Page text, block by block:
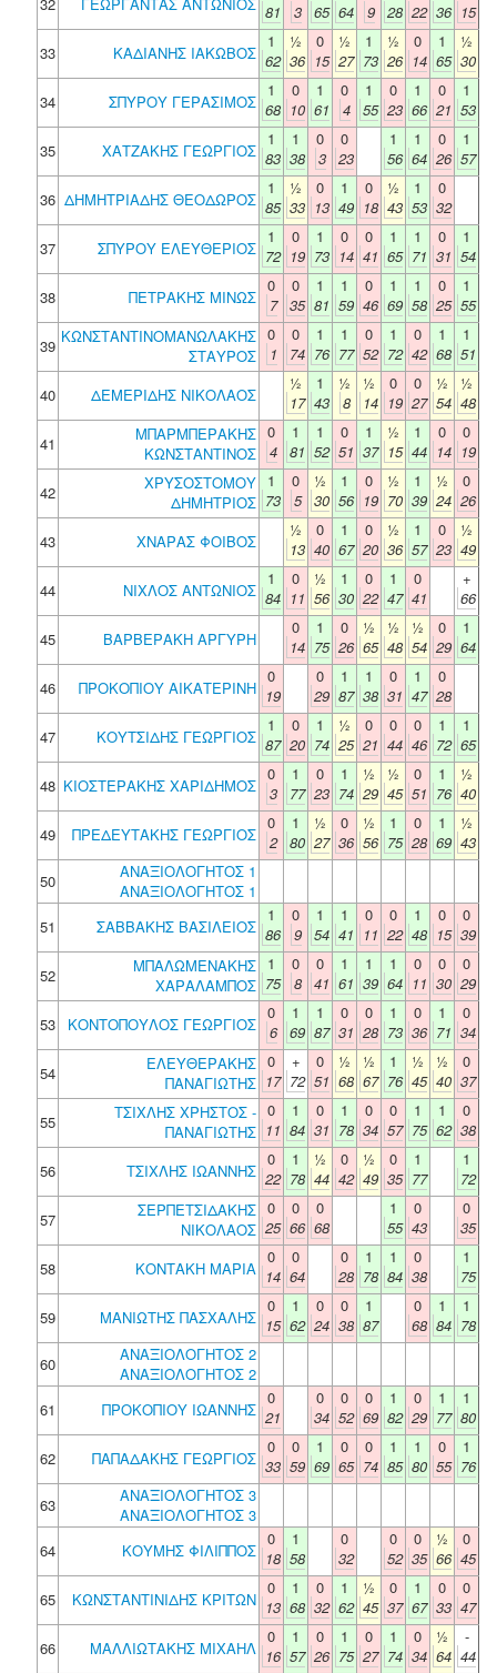
81
3
65 64
9
28 22 36 15
33
ΚΑΔΙΑΝΗΣ ΙΑΚΩΒΟΣ
1
62
½
36
0
15
½
27
1
73
½
26
0
14
1
65
½
30
34
ΣΠΥΡΟΥ ΓΕΡΑΣΙΜΟΣ
1
68
0
10
1
61
0
4
1
55
0
23
1
66
0
21
1
53
35
ΧΑΤΖΑΚΗΣ ΓΕΩΡΓΙΟΣ
1
83
1
38
0
3
0
23
1
56
1
64
0
26
1
57
36 ΔΗΜΗΤΡΙΑΔΗΣ ΘΕΟΔΩΡΟΣ
1
85
½
33
0
13
1
49
0
18
½
43
1
53
0
32
37
ΣΠΥΡΟΥ ΕΛΕΥΘΕΡΙΟΣ
1
72
0
19
1
73
0
14
0
41
1
65
1
71
0
31
1
54
38
ΠΕΤΡΑΚΗΣ ΜΙΝΩΣ
0
7
0
35
1
81
1
59
0
46
1
69
1
58
0
25
1
55
39 ΚΩΝΣΤΑΝΤΙΝΟΜΑΝΩΛΑΚΗΣ
ΣΤΑΥΡΟΣ
0
1
0
74
1
76
1
77
0
52
1
72
0
42
1
68
1
51
40
ΔΕΜΕΡΙΔΗΣ ΝΙΚΟΛΑΟΣ
½
17
1
43
½
8
½
14
0
19
0
27
½
54
½
48
41
ΜΠΑΡΜΠΕΡΑΚΗΣ
ΚΩΝΣΤΑΝΤΙΝΟΣ
0
4
1
81
1
52
0
51
1
37
½
15
1
44
0
14
0
19
42
ΧΡΥΣΟΣΤΟΜΟΥ
ΔΗΜΗΤΡΙΟΣ
1
73
0
5
½
30
1
56
0
19
½
70
1
39
½
24
0
26
43
ΧΝΑΡΑΣ ΦΟΙΒΟΣ
½
13
0
40
1
67
0
20
½
36
1
57
0
23
½
49
44
ΝΙΧΛΟΣ ΑΝΤΩΝΙΟΣ
1
84
0
11
½
56
1
30
0
22
1
47
0
41
+
66
45
ΒΑΡΒΕΡΑΚΗ ΑΡΓΥΡΗ
0
14
1
75
0
26
½
65
½
48
½
54
0
29
1
64
46
ΠΡΟΚΟΠΙΟΥ ΑΙΚΑΤΕΡΙΝΗ
0
19
0
29
1
87
1
38
0
31
1
47
0
28
47
ΚΟΥΤΣΙΔΗΣ ΓΕΩΡΓΙΟΣ
1
87
0
20
1
74
½
25
0
21
0
44
0
46
1
72
1
65
48 ΚΙΟΣΤΕΡΑΚΗΣ ΧΑΡΙΔΗΜΟΣ
0
3
1
77
0
23
1
74
½
29
½
45
0
51
1
76
½
40
49
ΠΡΕΔΕΥΤΑΚΗΣ ΓΕΩΡΓΙΟΣ
0
2
1
80
½
27
0
36
½
56
1
75
0
28
1
69
½
43
50
ΑΝΑΞΙΟΛΟΓΗΤΟΣ 1
ΑΝΑΞΙΟΛΟΓΗΤΟΣ 1
51
ΣΑΒΒΑΚΗΣ ΒΑΣΙΛΕΙΟΣ
1
86
0
9
1
54
1
41
0
11
0
22
1
48
0
15
0
39
52
ΜΠΑΛΩΜΕΝΑΚΗΣ
ΧΑΡΑΛΑΜΠΟΣ
1
75
0
8
0
41
1
61
1
39
1
64
0
11
0
30
0
29
53
ΚΟΝΤΟΠΟΥΛΟΣ ΓΕΩΡΓΙΟΣ
0
6
1
69
1
87
0
31
0
28
1
73
0
36
1
71
0
34
54
ΕΛΕΥΘΕΡΑΚΗΣ
ΠΑΝΑΓΙΩΤΗΣ
0
17
+
72
0
51
½
68
½
67
1
76
½
45
½
40
0
37
55
ΤΣΙΧΛΗΣ ΧΡΗΣΤΟΣ -
ΠΑΝΑΓΙΩΤΗΣ
0
11
1
84
0
31
1
78
0
34
0
57
1
75
1
62
0
38
56
ΤΣΙΧΛΗΣ ΙΩΑΝΝΗΣ
0
22
1
78
½
44
0
42
½
49
0
35
1
77
1
72
57
ΣΕΡΠΕΤΣΙΔΑΚΗΣ
ΝΙΚΟΛΑΟΣ
0
25
0
66
0
68
1
55
0
43
0
35
58
ΚΟΝΤΑΚΗ ΜΑΡΙΑ
0
14
0
64
0
28
1
78
1
84
0
38
1
75
59
ΜΑΝΙΩΤΗΣ ΠΑΣΧΑΛΗΣ
0
15
1
62
0
24
0
38
1
87
0
68
1
84
1
78
60
ΑΝΑΞΙΟΛΟΓΗΤΟΣ 2
ΑΝΑΞΙΟΛΟΓΗΤΟΣ 2
61
ΠΡΟΚΟΠΙΟΥ ΙΩΑΝΝΗΣ
0
21
0
34
0
52
0
69
1
82
0
29
1
77
1
80
62
ΠΑΠΑΔΑΚΗΣ ΓΕΩΡΓΙΟΣ
0
33
0
59
1
69
0
65
0
74
1
85
1
80
0
55
1
76
63
ΑΝΑΞΙΟΛΟΓΗΤΟΣ 3
ΑΝΑΞΙΟΛΟΓΗΤΟΣ 3
64
ΚΟΥΜΗΣ ΦΙΛΙΠΠΟΣ
0
18
1
58
0
32
0
52
0
35
½
66
0
45
65
ΚΩΝΣΤΑΝΤΙΝΙΔΗΣ ΚΡΙΤΩΝ
0
13
1
68
0
32
1
62
½
45
0
37
1
67
0
33
0
47
66
ΜΑΛΛΙΩΤΑΚΗΣ ΜΙΧΑΗΛ
0
16
1
57
0
26
1
75
0
27
1
74
0
34
½
64
-
44